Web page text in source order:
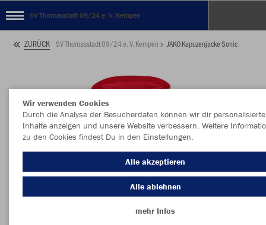
SV Thomasstadt 09/24 e. V. Kempen
ZURÜCK SV Thomasstadt 09/24 e. V. Kempen JAKO Kapuzenjacke Sonic
Wir verwenden Cookies
Durch die Analyse der Besucherdaten können wir dir personalisierte
Inhalte anzeigen und unsere Website verbessern. Weitere
zu den Cookies findest Du in den Einstellungen.
Alle akzeptieren
Alle ablehnen
mehr Infos